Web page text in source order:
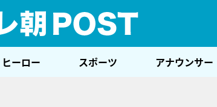
ーロー スポーツ アナウンサー